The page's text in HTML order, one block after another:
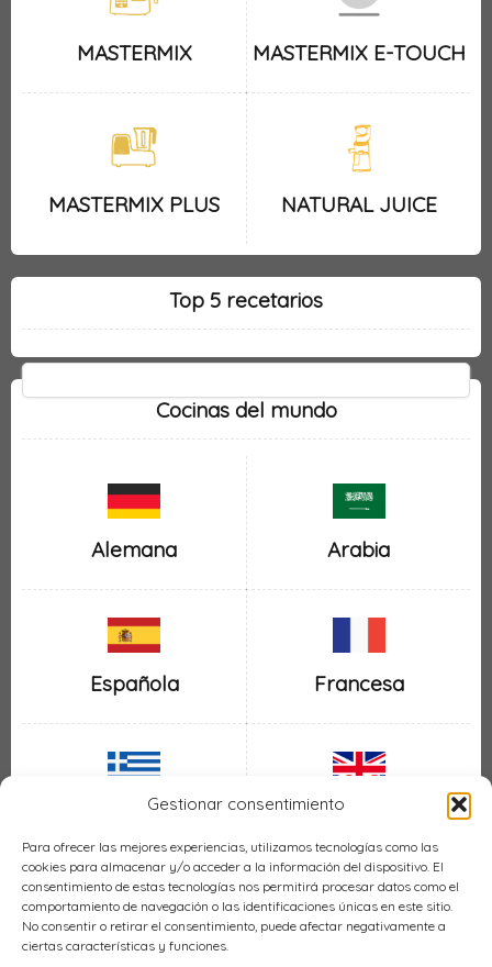
Gestionar consentimiento
Para ofrecer las mejores experiencias, utilizamos tecnologías como las
cookies para almacenar y/o acceder a la información del dispositivo. El
consentimiento de estas tecnologías nos permitirá procesar datos como el
comportamiento de navegación o las identificaciones únicas en este sitio.
No consentir o retirar el consentimiento, puede afectar negativamente a
ciertas características y funciones.
MASTERMIX MASTERMIX E-TOUCH
MASTERMIX PLUS NATURAL JUICE
Top 5 recetarios
Cocinas del mundo
Alemana Arabia
Española Francesa
Griega Inglesa
Italiana